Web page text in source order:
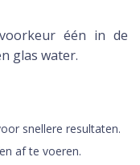
één in de
glas water.
snellere resultaten.
af te voeren.